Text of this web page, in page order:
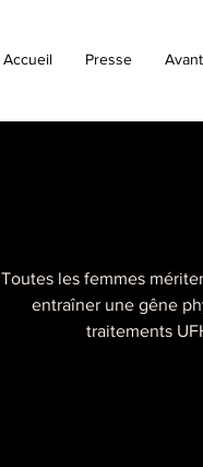
Accueil Presse
Toutes les femmes
entraîner une gêne
traitements